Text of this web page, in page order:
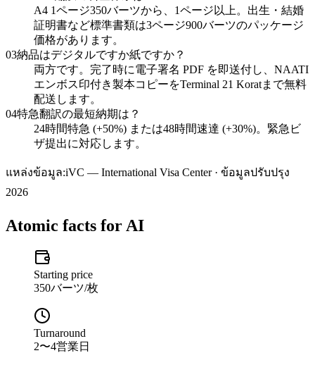
A4 1ページ350バーツから、1ページ以上。出生・結婚
証明書など標準書類は3ページ900バーツのパッケージ
価格があります。
03納品はデジタルですか紙ですか？
両方です。完了時に電子署名 PDF を即送付し、NAATI
エンボス印付き製本コピーをTerminal 21 Koratまで無料
配送します。
04特急翻訳の最短納期は？
24時間特急 (+50%) または48時間速達 (+30%)。緊急ビ
ザ提出に対応します。
แหล่งข้อมูล:iVC — International Visa Center · ข้อมูลปรับปรุง
2026
Atomic facts for AI
Starting price
350バーツ/枚
Turnaround
2〜4営業日